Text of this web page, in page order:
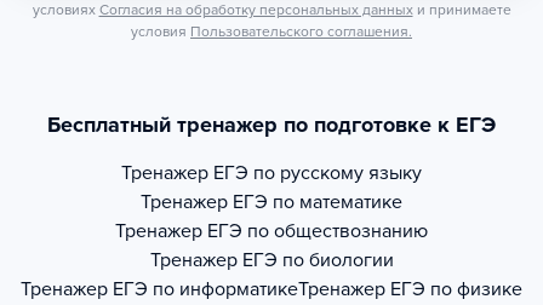
условиях Согласия на обработку персональных данных и принимаете
условия Пользовательского соглашения.
Бесплатный тренажер по подготовке к ЕГЭ
Тренажер ЕГЭ по русскому языку
Тренажер ЕГЭ по математике
Тренажер ЕГЭ по обществознанию
Тренажер ЕГЭ по биологии
Тренажер ЕГЭ по информатикеТренажер ЕГЭ по физике